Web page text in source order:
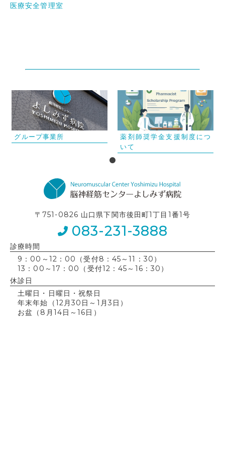
医療安全管理室
グループ事業所
薬剤師奨学金支援制度につ
いて
〒751-0826 山口県下関市後田町1丁目1番1号
083-231-3888
診療時間
9：00～12：00（受付8：45～11：30）
13：00～17：00（受付12：45～16：30）
休診日
土曜日・日曜日・祝祭日
年末年始（12月30日～1月3日）
お盆（8月14日～16日）